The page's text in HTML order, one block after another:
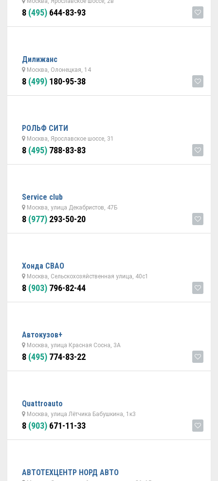
8 (495) 644-83-93
Дилижанс
Москва, Олонецкая, 14
8 (499) 180-95-38
РОЛЬФ СИТИ
Москва, Ярославское шоссе, 31
8 (495) 788-83-83
Service club
Москва, улица Декабристов, 47Б
8 (977) 293-50-20
Хонда СВАО
Москва, Сельскохозяйственная улица, 40с1
8 (903) 796-82-44
Автокузов+
Москва, улица Красная Сосна, 3А
8 (495) 774-83-22
Quattroauto
Москва, улица Лётчика Бабушкина, 1к3
8 (903) 671-11-33
АВТОТЕХЦЕНТР НОРД АВТО